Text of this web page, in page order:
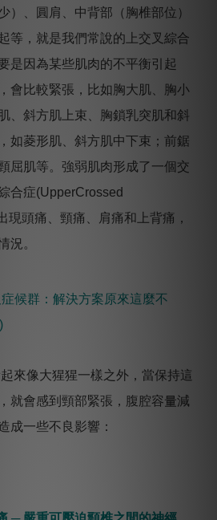
）、圓肩、中背部（胸椎部位）
等，就是我們常說的上交叉綜合
是因為某些肌肉的不平衡引起
會比較緊張，比如胸大肌、胸小
、斜方肌上束、胸鎖乳突肌和斜
如菱形肌、斜方肌中下束；前鋸
屈肌等。強弱肌肉形成了一個交
合症(UpperCrossed
現頭痛、頸痛、肩痛和上背痛，
況。
候群：解決方案原來這麼不
來像大猩猩一樣之外，當保持這
就會感到頸部緊張，腹腔容量減
成一些不良影響：